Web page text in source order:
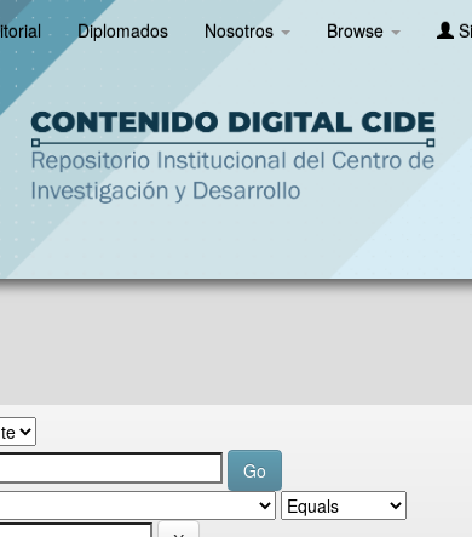
Diplomados Nosotros Browse